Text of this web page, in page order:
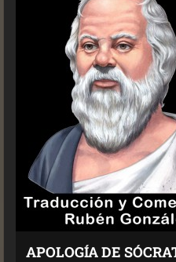
APOLOGÍA DE